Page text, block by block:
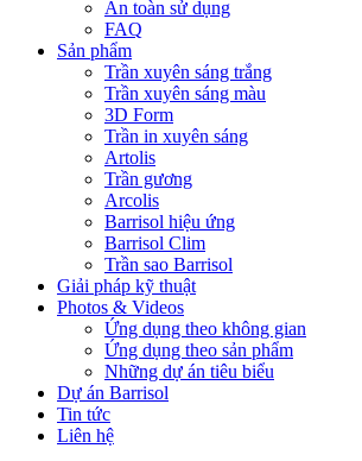
An toàn sử dụng
FAQ
Sản phẩm
Trần xuyên sáng trắng
Trần xuyên sáng màu
3D Form
Trần in xuyên sáng
Artolis
Trần gương
Arcolis
Barrisol hiệu ứng
Barrisol Clim
Trần sao Barrisol
Giải pháp kỹ thuật
Photos & Videos
Ứng dụng theo không gian
Ứng dụng theo sản phẩm
Những dự án tiêu biểu
Dự án Barrisol
Tin tức
Liên hệ